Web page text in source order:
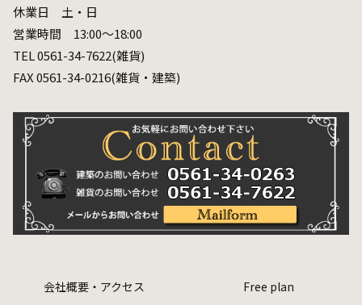
休業日 土・日
営業時間 13:00～18:00
TEL 0561-34-7622(雑貨)
FAX 0561-34-0216(雑貨・建築)
会社概要・アクセス
Free plan